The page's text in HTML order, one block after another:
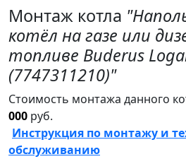
Монтаж котла
котёл на газе или
топливе Buderus
(7747311210)"
Стоимость монтажа данного
000 руб.
Инструкция по монтажу и
обслуживанию